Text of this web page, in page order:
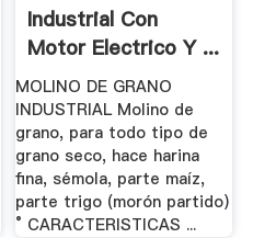
Industrial Con
Motor Electrico Y ...
MOLINO DE GRANO
INDUSTRIAL Molino de
grano, para todo tipo de
grano seco, hace harina
fina, sémola, parte maíz,
parte trigo (morón partido)
° CARACTERISTICAS ...